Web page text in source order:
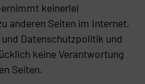
keinerlei
anderen Seiten im Internet,
Datenschutzpolitik und
keine Verantwortung
Seiten.